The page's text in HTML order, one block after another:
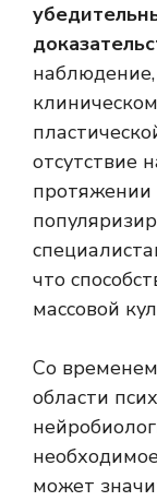
отсутствие
протяжении
что
массовой
Со
области
может